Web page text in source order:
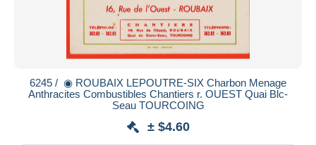
6245 / ️ ◉ ROUBAIX LEPOUTRE-SIX Charbon Menage
Anthracites Combustibles Chantiers r. OUEST Quai Blc-
Seau TOURCOING
± $4.60